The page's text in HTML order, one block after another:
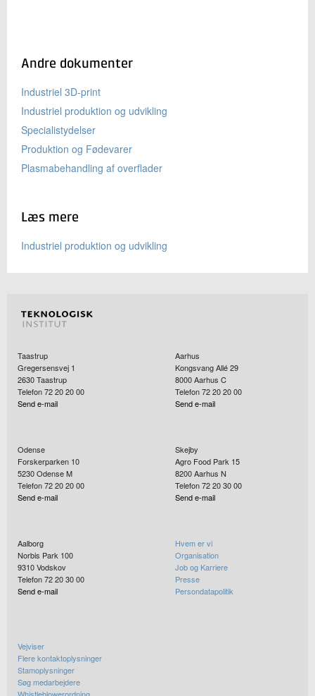
Andre dokumenter
Industriel 3D-print
Industriel produktion og udvikling
Specialistydelser
Produktion og Fødevarer
Plasmabehandling af overflader
Læs mere
Industriel produktion og udvikling
Taastrup
Gregersensvej 1
2630Taastrup
Telefon 72 20 20 00
Send e-mail
Aarhus
Kongsvang Allé 29
8000Aarhus C
Telefon 72 20 20 00
Send e-mail
Odense
Forskerparken 10
5230Odense M
Telefon 72 20 20 00
Send e-mail
Skejby
Agro Food Park 15
8200Aarhus N
Telefon 72 20 30 00
Send e-mail
Aalborg
Norbis Park 100
9310Vodskov
Telefon 72 20 30 00
Send e-mail
Hvem er vi
Organisation
Job og Karriere
Presse
Persondatapolitik
Vejviser
Flere kontaktoplysninger
Stamoplysninger
Søg medarbejdere